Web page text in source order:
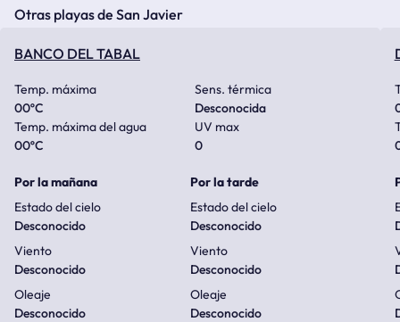
Otras playas de San Javier
BANCO DEL TABAL
Temp. máxima
00ºC
Sens. térmica
Desconocida
Temp. máxima del agua
00ºC
UV max
0
Por la mañana
Estado del cielo
Desconocido
Viento
Desconocido
Oleaje
Desconocido
Por la tarde
Estado del cielo
Desconocido
Viento
Desconocido
Oleaje
Desconocido